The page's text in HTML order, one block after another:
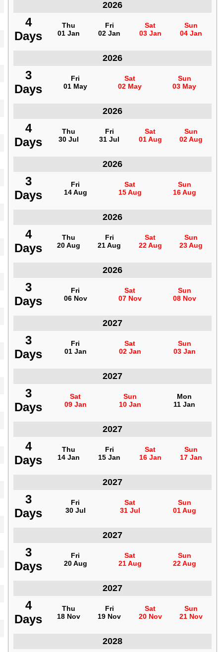
المغرب
4
Days
Thu
01 Jan
Fri
02 Jan
Sat
03 Jan
Sun
04 Jan
المغرب
3
Days
Fri
01 May
Sat
02 May
Sun
03 May
المغرب
4
Days
Thu
30 Jul
Fri
31 Jul
Sat
01 Aug
Sun
02 Aug
المغرب
3
Days
Fri
14 Aug
Sat
15 Aug
Sun
16 Aug
المغرب
4
Days
Thu
20 Aug
Fri
21 Aug
Sat
22 Aug
Sun
23 Aug
المغرب
3
Days
Fri
06 Nov
Sat
07 Nov
Sun
08 Nov
المغرب
3
Days
Fri
01 Jan
Sat
02 Jan
Sun
03 Jan
المغرب
3
Days
Sat
09 Jan
Sun
10 Jan
Mon
11 Jan
المغرب
4
Days
Thu
14 Jan
Fri
15 Jan
Sat
16 Jan
Sun
17 Jan
المغرب
3
Days
Fri
30 Jul
Sat
31 Jul
Sun
01 Aug
المغرب
3
Days
Fri
20 Aug
Sat
21 Aug
Sun
22 Aug
المغرب
4
Days
Thu
18 Nov
Fri
19 Nov
Sat
20 Nov
Sun
21 Nov
المغرب
2026
4
Days
Thu
01 Jan
Fri
02 Jan
Sat
03 Jan
Sun
04 Jan
2026
3
Days
Fri
01 May
Sat
02 May
Sun
03 May
2026
4
Days
Thu
30 Jul
Fri
31 Jul
Sat
01 Aug
Sun
02 Aug
2026
3
Days
Fri
14 Aug
Sat
15 Aug
Sun
16 Aug
2026
4
Days
Thu
20 Aug
Fri
21 Aug
Sat
22 Aug
Sun
23 Aug
2026
3
Days
Fri
06 Nov
Sat
07 Nov
Sun
08 Nov
2027
3
Days
Fri
01 Jan
Sat
02 Jan
Sun
03 Jan
2027
3
Days
Sat
09 Jan
Sun
10 Jan
Mon
11 Jan
2027
4
Days
Thu
14 Jan
Fri
15 Jan
Sat
16 Jan
Sun
17 Jan
2027
3
Days
Fri
30 Jul
Sat
31 Jul
Sun
01 Aug
2027
3
Days
Fri
20 Aug
Sat
21 Aug
Sun
22 Aug
2027
4
Days
Thu
18 Nov
Fri
19 Nov
Sat
20 Nov
Sun
21 Nov
2028